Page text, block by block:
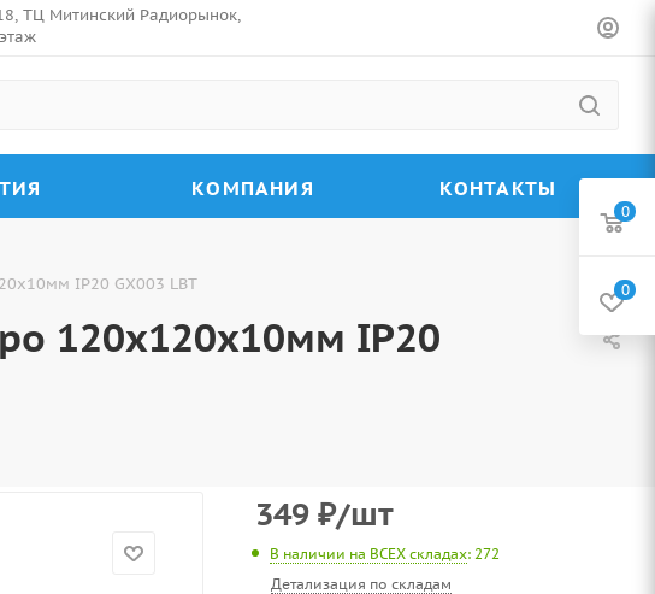
ТЦ Митинский Радиорынок,
КОМПАНИЯ КОНТАКТЫ
IP20 GX003 LBT
120х120х10мм IP20
349 ₽/шт
В наличии на ВСЕХ складах: 272
Детализация по складам
0
0